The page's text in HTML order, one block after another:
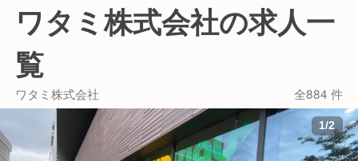
ワタミ株式会社の求人一
覧
ワタミ株式会社 全884 件
1/2